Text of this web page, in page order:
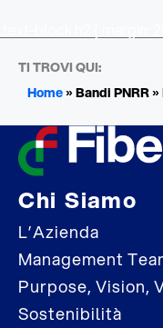
TI TROVI QUI:
Home»Bandi PNRR»
Chi Siamo
L’Azienda
Management
Purpose, Vision,
Sostenibilità